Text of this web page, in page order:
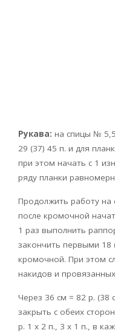
Рукава: на спицы №
29 (37) 45 п. и для
при этом начать с 1
ряду планки
Продолжить работу
после кромочной
1 раз выполнить
закончить первыми 18
кромочной. При этом
накидов и
Через 36 см = 82 р. (38
закрыть с обеих
р. 1 х 2 п., 3 х 1 п., в